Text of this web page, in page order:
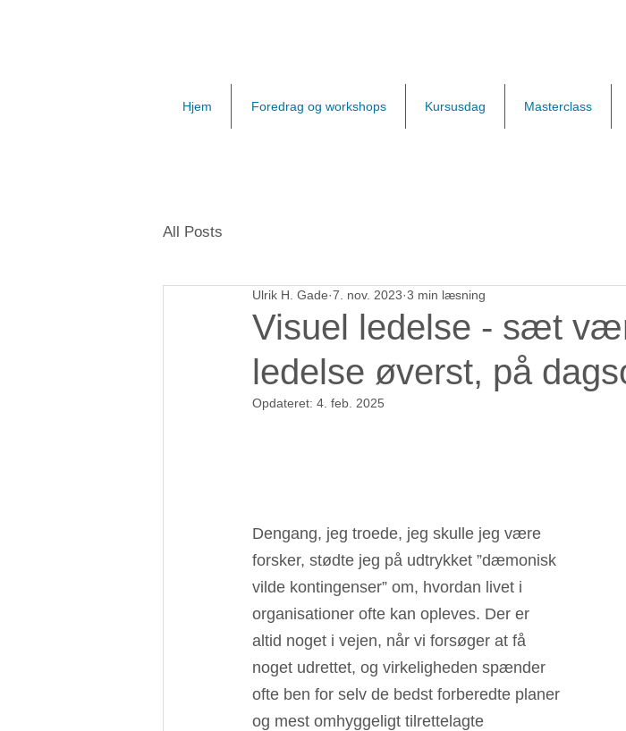
Hjem Foredrag og workshops Kursusdag Masterclass
All Posts
Visuel ledelse - sæt
ledelse øverst, på
Ulrik H. Gade 7. nov. 2023 3 min læsning
Opdateret: 4. feb. 2025
Dengang, jeg troede, jeg skulle jeg være
forsker, stødte jeg på udtrykket ”dæmonisk
vilde kontingenser” om, hvordan livet i
organisationer ofte kan opleves. Der er
altid noget i vejen, når vi forsøger at få
noget udrettet, og virkeligheden spænder
ofte ben for selv de bedst forberedte planer
og mest omhyggeligt tilrettelagte